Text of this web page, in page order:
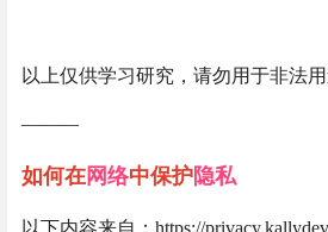
以上仅供学习研究，请勿用于非法
———
如何在网络中保护隐私
以下内容来自：https://